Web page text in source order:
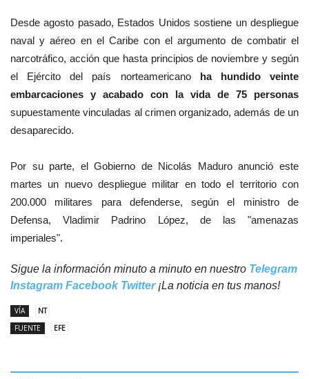
Desde agosto pasado, Estados Unidos sostiene un despliegue
naval y aéreo en el Caribe con el argumento de combatir el
narcotráfico, acción que hasta principios de noviembre y según
el Ejército del país norteamericano ha hundido veinte
embarcaciones y acabado con la vida de 75 personas
supuestamente vinculadas al crimen organizado, además de un
desaparecido.
Por su parte, el Gobierno de Nicolás Maduro anunció este
martes un nuevo despliegue militar en todo el territorio con
200.000 militares para defenderse, según el ministro de
Defensa, Vladimir Padrino López, de las "amenazas
imperiales".
Sigue la información minuto a minuto en nuestro Telegram
Instagram Facebook Twitter¡La noticia en tus manos!
VÍA
NT
FUENTE
EFE